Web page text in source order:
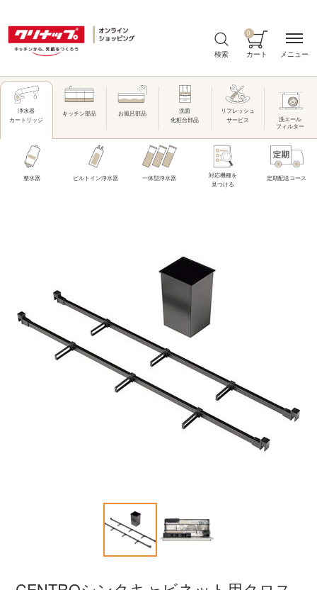
検索 カート
0
浄水器
カートリッジ
キッチン部品 お風呂部品
洗面
化粧台部品
リフレッシュ
サービス
洗エール
フィルター
整水器 ビルトイン浄水器 一体型浄水器
対応機種を
見つける
定期配送コース
メニュー